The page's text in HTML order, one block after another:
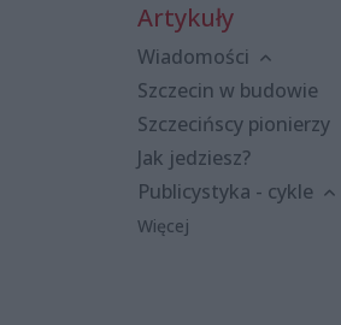
Artykuły
Wiadomości
Szczecin w budowie
Szczecińscy pionierzy
Jak jedziesz?
Publicystyka - cykle
Więcej